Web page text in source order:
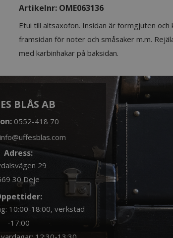
Artikelnr: OME063136
Etui till altsaxofon. Insidan är formgjuten och
framsidan för noter och småsaker m.m.
med karbinhakar på baksidan.
BLÅS AB
0552-418 70
info@uffesblas.com
Adress:
29
30 Deje
10:00-18:00, verkstad
-17:00